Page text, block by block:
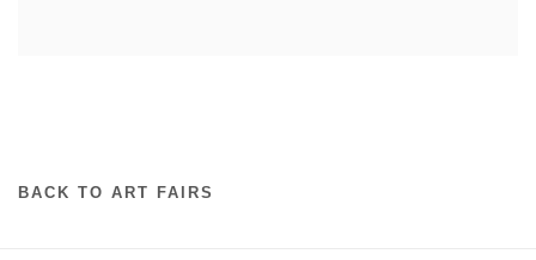
BACK TO ART FAIRS